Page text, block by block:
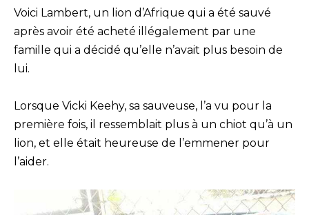
Voici Lambert, un lion d’Afrique qui a été sauvé
après avoir été acheté illégalement par une
famille qui a décidé qu’elle n’avait plus besoin de
lui.
Lorsque Vicki Keehy, sa sauveuse, l’a vu pour la
première fois, il ressemblait plus à un chiot qu’à un
lion, et elle était heureuse de l’emmener pour
l’aider.